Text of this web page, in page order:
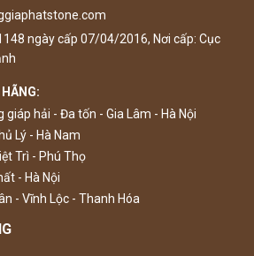
ngày cấp 07/04/2016, Nơi cấp: Cục
giáp hải - Đa tốn - Gia Lâm - Hà Nội
Lý - Hà Nam
Trì - Phú Thọ
- Hà Nội
- Vĩnh Lộc - Thanh Hóa